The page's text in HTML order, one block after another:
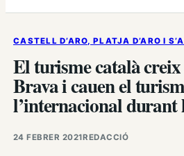
CASTELL D’ARO, PLATJA D’ARO I
El turisme català
Brava i cauen el
l’internacional durant
24 FEBRER 2021REDACCIÓ